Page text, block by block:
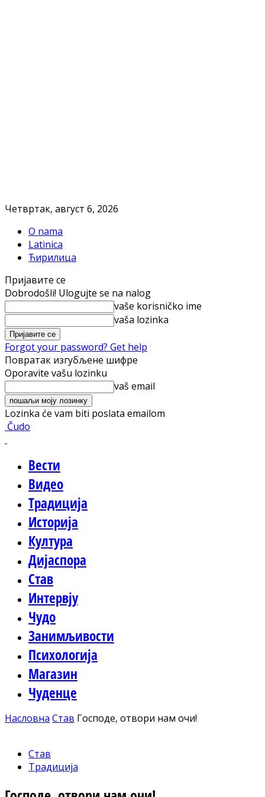
Четвртак, август 6, 2026
O nama
Latinica
Ћирилица
Пријавите се
Dobrodošli! Ulogujte se na nalog
vaše korisničko ime
vaša lozinka
Forgot your password? Get help
Повратак изгубљене шифре
Oporavite vašu lozinku
vaš email
Lozinka će vam biti poslata emailom
Čudo
Вести
Видео
Традиција
Историја
Култура
Дијаспора
Став
Интервју
Чудо
Занимљивости
Психологија
Магазин
Чуденце
Насловна Став Господе, отвори нам очи!
Став
Традиција